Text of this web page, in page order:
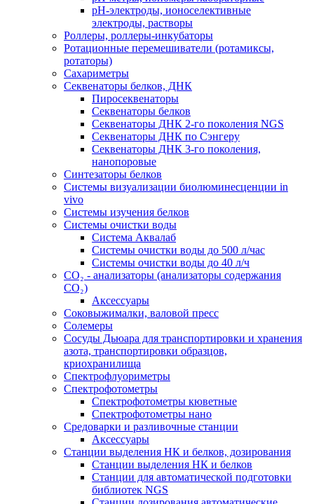
рН-электроды, ионоселективные
электроды, растворы
Роллеры, роллеры-инкубаторы
Ротационные перемешиватели (ротамиксы,
ротаторы)
Сахариметры
Секвенаторы белков, ДНК
Пиросеквенаторы
Секвенаторы белков
Секвенаторы ДНК 2-го поколения NGS
Секвенаторы ДНК по Сэнгеру
Секвенаторы ДНК 3-го поколения,
нанопоровые
Синтезаторы белков
Системы визуализации биолюминесценции in
vivo
Системы изучения белков
Системы очистки воды
Система Аквалаб
Системы очистки воды до 500 л/час
Системы очистки воды до 40 л/ч
СО₂ - анализаторы (анализаторы содержания
СО₂)
Аксессуары
Соковыжималки, валовой пресс
Солемеры
Сосуды Дьюара для транспортировки и хранения
азота, транспортировки образцов,
криохранилища
Спектрофлуориметры
Спектрофотометры
Спектрофотометры кюветные
Спектрофотометры нано
Средоварки и разливочные станции
Аксессуары
Станции выделения НК и белков, дозирования
Станции выделения НК и белков
Станции для автоматической подготовки
библиотек NGS